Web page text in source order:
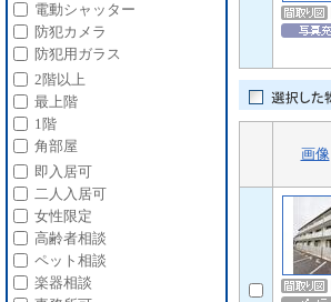
画像
電動シャッター
防犯カメラ
防犯用ガラス
2階以上
最上階
1階
角部屋
即入居可
二人入居可
女性限定
高齢者相談
ペット相談
楽器相談